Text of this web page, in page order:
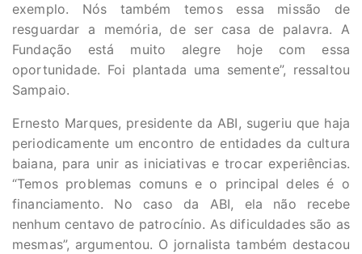
exemplo. Nós também temos essa missão de
resguardar a memória, de ser casa de palavra. A
Fundação está muito alegre hoje com essa
oportunidade. Foi plantada uma semente”, ressaltou
Sampaio.
Ernesto Marques, presidente da ABI, sugeriu que haja
periodicamente um encontro de entidades da cultura
baiana, para unir as iniciativas e trocar experiências.
“Temos problemas comuns e o principal deles é o
financiamento. No caso da ABI, ela não recebe
nenhum centavo de patrocínio. As dificuldades são as
mesmas”, argumentou. O jornalista também destacou